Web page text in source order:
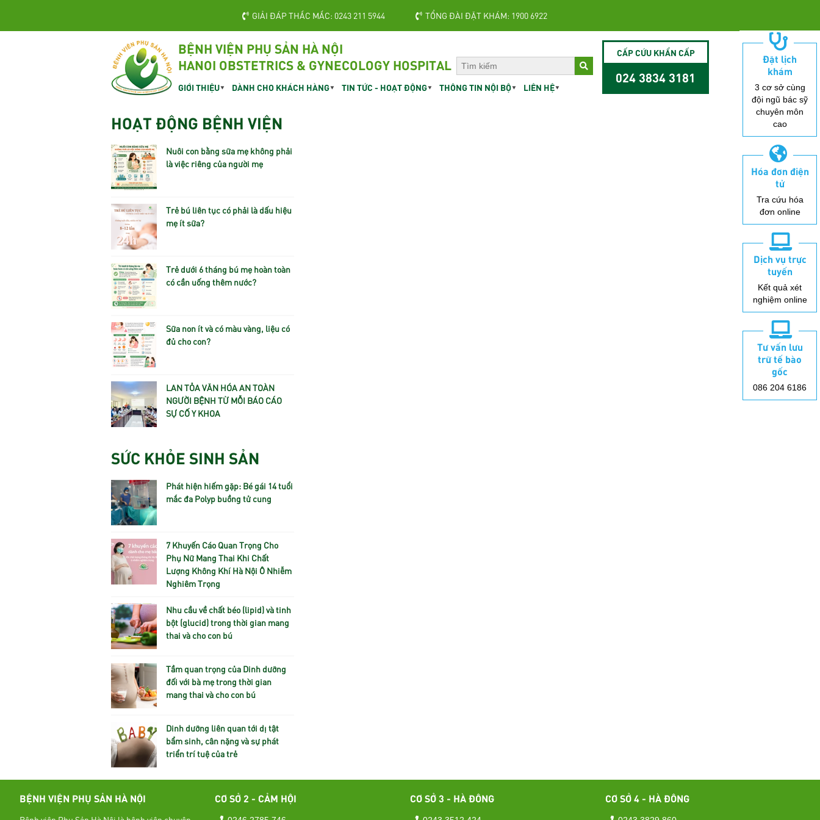
GIẢI ĐÁP THẮC MẮC: 0243 211 5944 TỔNG ĐÀI ĐẶT KHÁM: 1900 6922
BỆNH VIỆN PHỤ SẢN HÀ NỘI
HANOI OBSTETRICS & GYNECOLOGY HOSPITAL
GIỚI THIỆU DÀNH CHO KHÁCH HÀNG TIN TỨC - HOẠT ĐỘNG THÔNG TIN NỘI BỘ LIÊN HỆ
CẤP CỨU KHẨN CẤP
024 3834 3181
HOẠT ĐỘNG BỆNH VIỆN
Nuôi con bằng sữa mẹ không phải
là việc riêng của người mẹ
Trẻ bú liên tục có phải là dấu hiệu
mẹ ít sữa?
Trẻ dưới 6 tháng bú mẹ hoàn toàn
có cần uống thêm nước?
Sữa non ít và có màu vàng, liệu có
đủ cho con?
LAN TỎA VĂN HÓA AN TOÀN
NGƯỜI BỆNH TỪ MỖI BÁO CÁO
SỰ CỐ Y KHOA
SỨC KHỎE SINH SẢN
Phát hiện hiếm gặp: Bé gái 14 tuổi
mắc đa Polyp buồng tử cung
7 Khuyến Cáo Quan Trọng Cho
Phụ Nữ Mang Thai Khi Chất
Lượng Không Khí Hà Nội Ô Nhiễm
Nghiêm Trọng
Nhu cầu về chất béo (lipid) và tinh
bột (glucid) trong thời gian mang
thai và cho con bú
Tầm quan trọng của Dinh dưỡng
đối với bà mẹ trong thời gian
mang thai và cho con bú
Dinh dưỡng liên quan tới dị tật
bẩm sinh, cân nặng và sự phát
triển trí tuệ của trẻ
BỆNH VIỆN PHỤ SẢN HÀ NỘI CƠ SỞ 2 - CẢM HỘI CƠ SỞ 3 - HÀ ĐÔNG CƠ SỞ 4 - HÀ ĐÔNG
Đặt lịch
khám
3 cơ sở cùng
đội ngũ bác sỹ
chuyên môn
cao
Hóa đơn điện
tử
Tra cứu hóa
đơn online
Dịch vụ trực
tuyến
Kết quả xét
nghiệm online
Tư vấn lưu
trữ tế bào
gốc
086 204 6186